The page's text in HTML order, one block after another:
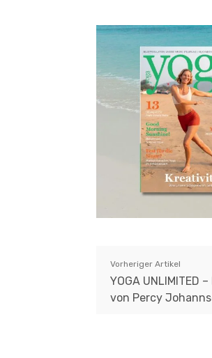
Vorheriger Artikel
YOGA UNLIMITED
von Percy